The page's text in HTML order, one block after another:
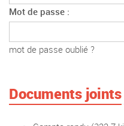
Mot de passe :
mot de passe oublié ?
Documents joints